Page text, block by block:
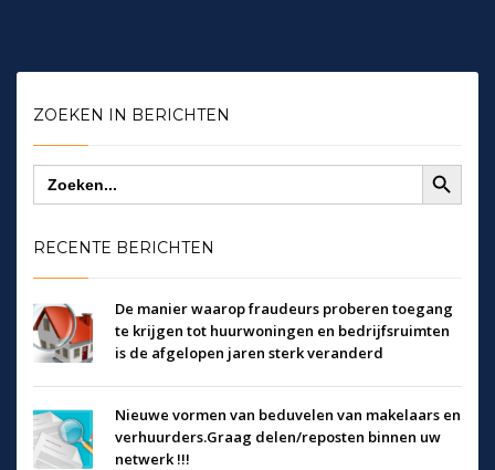
ZOEKEN IN BERICHTEN
Zoek
naar:
Zoekknop
RECENTE BERICHTEN
De manier waarop fraudeurs proberen toegang
te krijgen tot huurwoningen en bedrijfsruimten
is de afgelopen jaren sterk veranderd
Nieuwe vormen van beduvelen van makelaars en
verhuurders.Graag delen/reposten binnen uw
netwerk !!!